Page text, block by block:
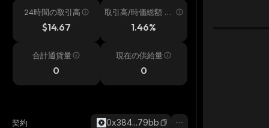
24時間の取引高
$14.67
取引高/時価総額 24
1.46%
合計通貨量
0
現在の供給量
0
契約 0x384...79bb